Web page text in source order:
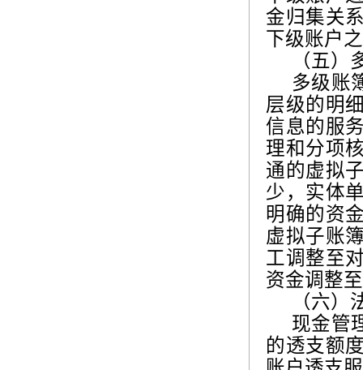
金归集关
下级账户
（五）
多级账
层级的明
信息的服
理和分项
通的虚拟
少，实体
明确的资
虚拟子账
工调整至
资金调整
（六）
现金管
的透支额